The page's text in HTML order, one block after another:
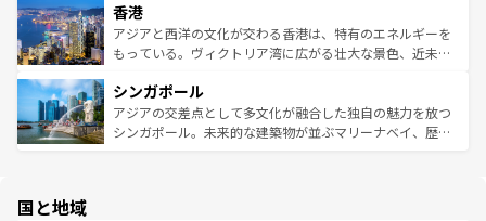
とつ。フォーやバインミー、ベトナムコーヒーなどは、ぜ
ひ現地で味わいたい。どの地域を訪れてもあたたかい人々
が旅行者を迎えてくれるので、きっと忘れられない旅にな
参照してほしい。
の活気が交差している。北部ではチェンマイなどの山岳地
帯で自然と触れ合い、南部ではプーケットやクラビの美し
いビーチでリゾート気分を楽しむことができる。タイ料理
激する。気候は一年中温暖で、どの季節にも異なる楽しみ
が待っている。親しみやすいタイの人々、仏教を中心とし
た文化、そして多様な観光資源が、訪れる旅人を魅了し続
香港
アジアと西洋の文化が交わる香港は、特有のエネルギーを
もっている。ヴィクトリア湾に広がる壮大な景色、近未来
み、どこを訪れても感動するはず。観光スポットが密集し
ており、効率よく見どころを回れるのも魅力。息をのむよ
うな絶景から文化的な体験まで、香港を存分に楽しみ尽く
シンガポール
アジアの交差点として多文化が融合した独自の魅力を放つ
シンガポール。未来的な建築物が並ぶマリーナベイ、歴史
国と地域